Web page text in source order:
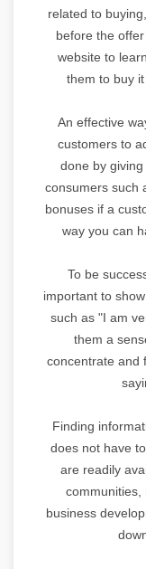
related to
before the
website to
them to buy
An effective
customers to
done by
consumers such
bonuses if a
way you can
To be
important to
such as "I am
them a
concentrate and
Finding
does not have
are readily
communities,
business